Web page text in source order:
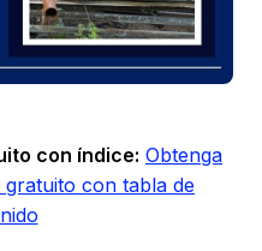
con índice: Obtenga
con tabla de